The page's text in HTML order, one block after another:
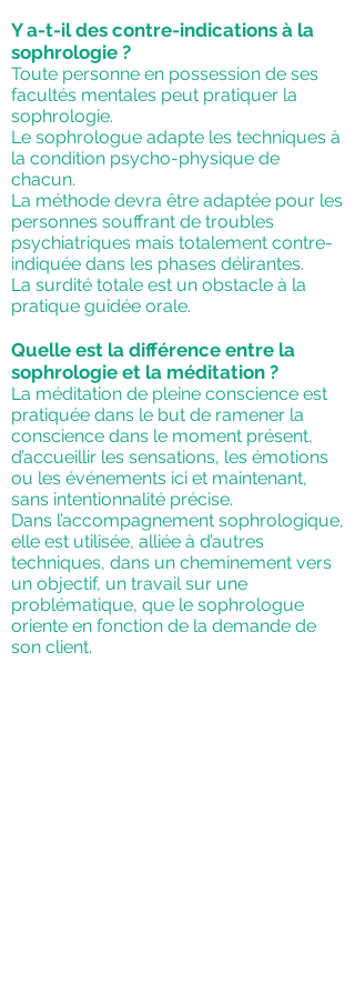
Y a-t-il des contre-indications à la
sophrologie ?
Toute personne en possession de ses
facultés mentales peut pratiquer la
sophrologie.
Le sophrologue adapte les techniques à
la condition psycho-physique de
chacun.
La méthode devra être adaptée pour les
personnes souffrant de troubles
psychiatriques mais totalement contre-
indiquée dans les phases délirantes.
La surdité totale est un obstacle à la
pratique guidée orale.
Quelle est la différence entre la
sophrologie et la méditation ?
La méditation de pleine conscience est
pratiquée dans le but de ramener la
conscience dans le moment présent,
d’accueillir les sensations, les émotions
ou les événements ici et maintenant,
sans intentionnalité précise.
Dans l’accompagnement sophrologique,
elle est utilisée, alliée à d’autres
techniques, dans un cheminement vers
un objectif, un travail sur une
problématique, que le sophrologue
oriente en fonction de la demande de
son client.